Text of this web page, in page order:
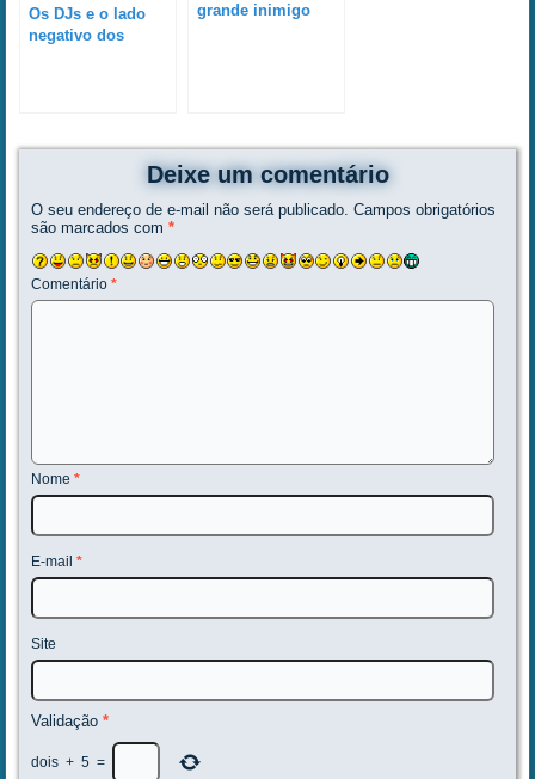
Os DJs e o lado
negativo dos
grande inimigo
Deixe um comentário
O seu endereço de e-mail não será publicado. Campos obrigatórios
são marcados com*
Comentário*
Nome*
E-mail*
Site
Validação *
dois + 5 =